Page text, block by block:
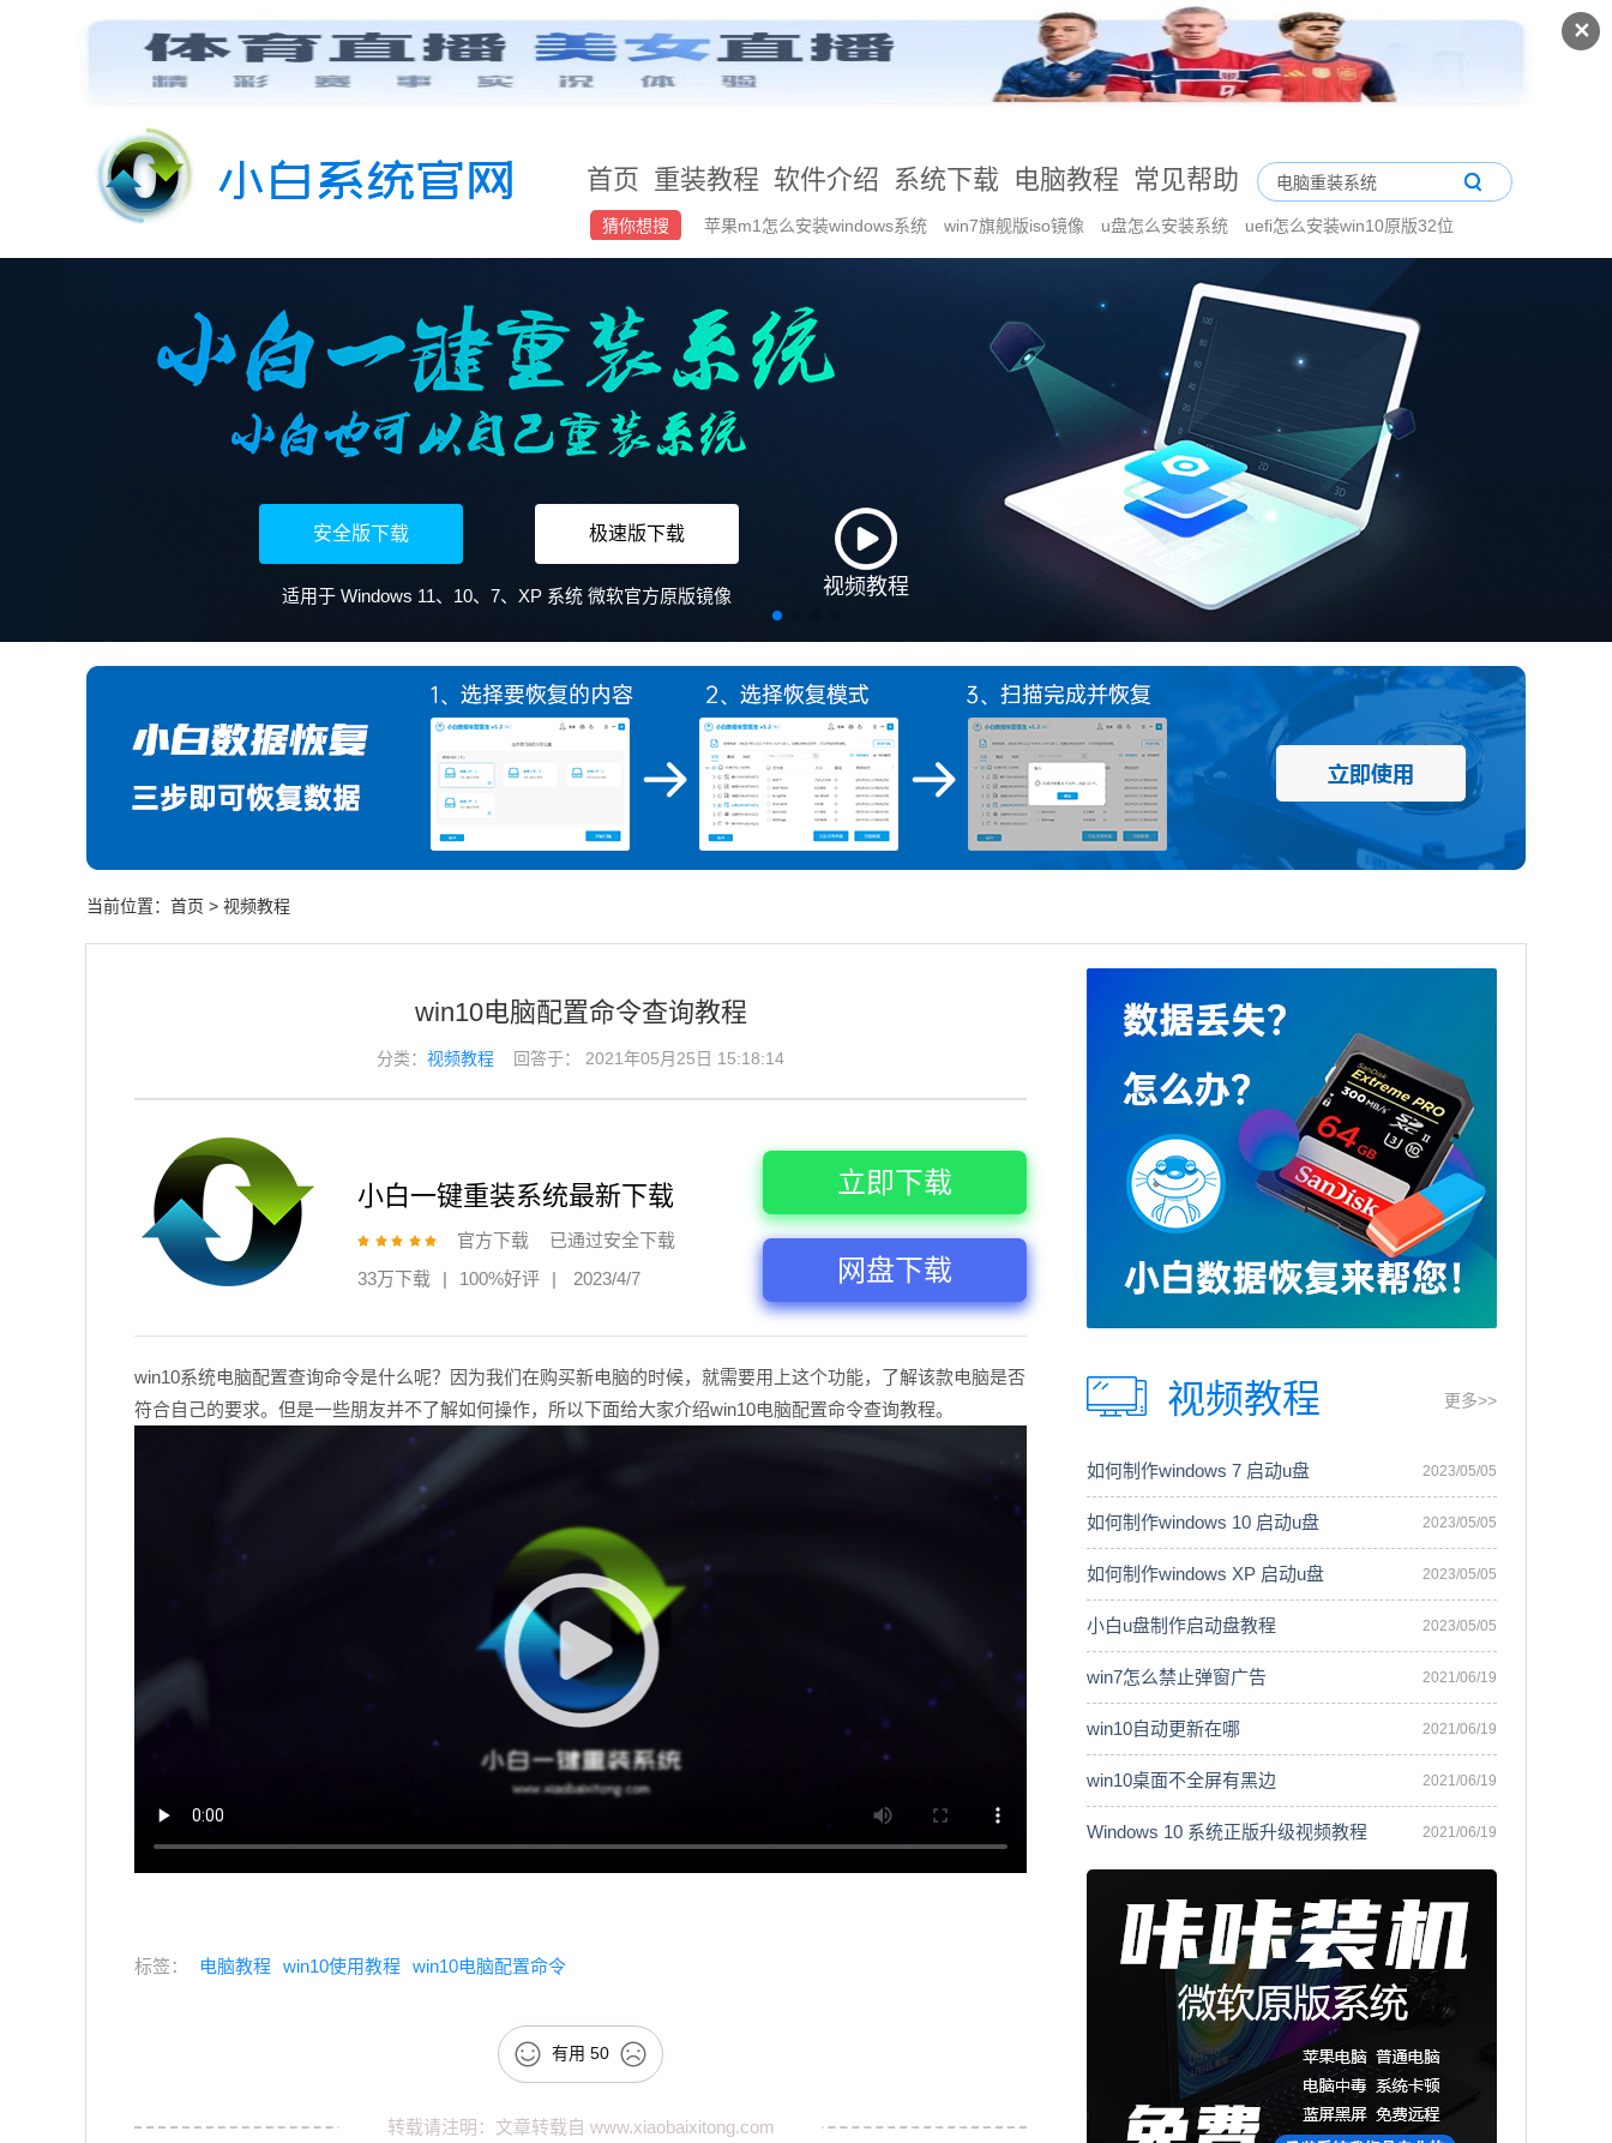
✕
首页 重装教程 软件介绍 系统下载 电脑教程 常见帮助
猜你想搜 苹果m1怎么安装windows系统 win7旗舰版iso镜像 u盘怎么安装系统
uefi怎么安装win10原版32位
安全版下载 极速版下载
适用于 Windows 11、10、7、XP 系统 微软官方原版镜像 视频教程
当前位置： 首页 > 视频教程
win10电脑配置命令查询教程
分类：视频教程 回答于： 2021年05月25日 15:18:14
小白一键重装系统最新下载
官方下载
已通过安全下载
33万下载
| 100%好评 | 2023/4/7
立即下载
网盘下载
win10系统电脑配置查询命令是什么呢？因为我们在购买新电脑的时候，就需要用上这个功能，了解该款电脑是否
符合自己的要求。但是一些朋友并不了解如何操作，所以下面给大家介绍win10电脑配置命令查询教程。
标签： 电脑教程 win10使用教程 win10电脑配置命令
有用 50
转载请注明：文章转载自 www.xiaobaixitong.com
视频教程 更多>>
如何制作windows 7 启动u盘 2023/05/05
如何制作windows 10 启动u盘 2023/05/05
如何制作windows XP 启动u盘 2023/05/05
小白u盘制作启动盘教程 2023/05/05
win7怎么禁止弹窗广告 2021/06/19
win10自动更新在哪 2021/06/19
win10桌面不全屏有黑边 2021/06/19
Windows 10 系统正版升级视频教程 2021/06/19